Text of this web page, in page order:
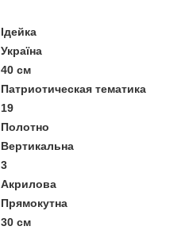
Ідейка
Україна
40 см
Патриотическая тематика
19
Полотно
Вертикальна
3
Акрилова
Прямокутна
30 см